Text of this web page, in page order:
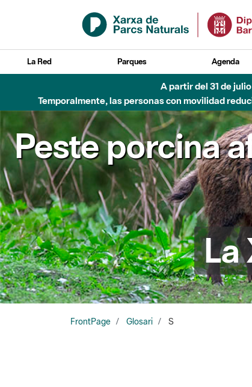
Saltar al contenido principal
La Red Parques Agenda
A partir del 31 de
Temporalmente, las personas con movilidad
Peste porcina
La
FrontPage Glosari S